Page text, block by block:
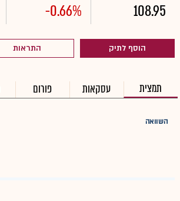
108.95
-0.66%
הוסף לתיק התראות
תמצית עסקאות פורום
השוואה